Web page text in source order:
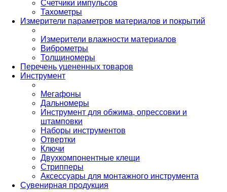
Счетчики импульсов
Тахометры
Измерители параметров материалов и покрытий
Измерители влажности материалов
Виброметры
Толщиномеры
Перечень уцененных товаров
Инструмент
Мегафоны
Дальномеры
Инструмент для обжима, опрессовки и
штамповки
Наборы инструментов
Отвертки
Ключи
Двухкомпонентные клещи
Стрипперы
Аксессуары для монтажного инструмента
Сувенирная продукция